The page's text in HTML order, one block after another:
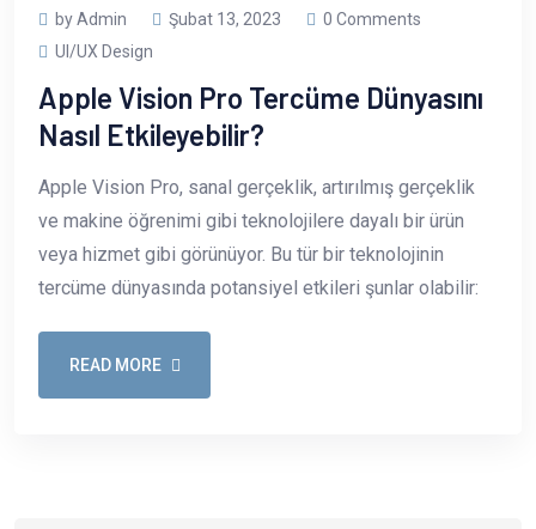
by Admin Şubat 13, 2023
0 Comments
UI/UX Design
Apple Vision Pro Tercüme Dünyasını
Nasıl Etkileyebilir?
Apple Vision Pro, sanal gerçeklik, artırılmış gerçeklik
ve makine öğrenimi gibi teknolojilere dayalı bir ürün
veya hizmet gibi görünüyor. Bu tür bir teknolojinin
tercüme dünyasında potansiyel etkileri şunlar olabilir:
READ MORE